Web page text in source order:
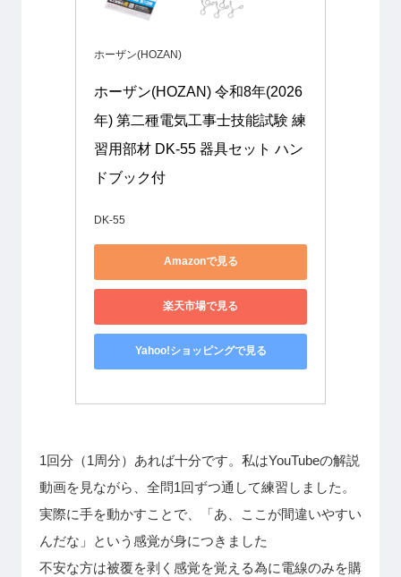
ホーザン(HOZAN)
ホーザン(HOZAN) 令和8年(2026
年) 第二種電気工事士技能試験 練
習用部材 DK-55 器具セット ハン
ドブック付
DK-55
Amazonで見る
楽天市場で見る
Yahoo!ショッピングで見る
1回分（1周分）あれば十分です。私はYouTubeの解説
動画を見ながら、全問1回ずつ通して練習しました。
実際に手を動かすことで、「あ、ここが間違いやすい
んだな」という感覚が身につきました
不安な方は被覆を剥く感覚を覚える為に電線のみを購